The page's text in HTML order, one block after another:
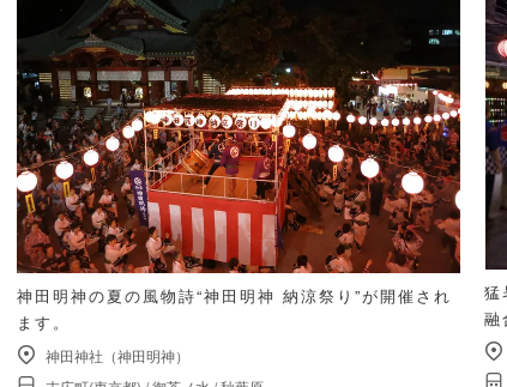
神田明神の夏の風物詩“神田明神 納涼祭り”が開催され
ます。
神田神社（神田明神）
猛
融